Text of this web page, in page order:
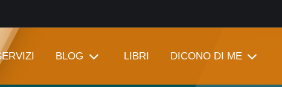
BLOG LIBRI DICONO DI ME